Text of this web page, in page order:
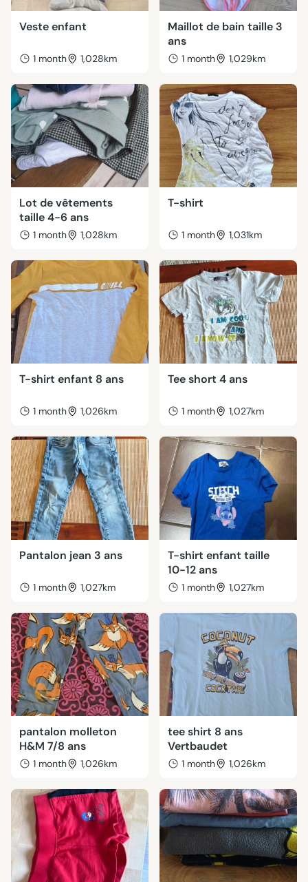
Veste enfant
1 month 1,028km
Maillot de bain taille 3
ans
1 month 1,029km
Lot de vêtements
taille 4-6 ans
1 month 1,028km
T-shirt
1 month 1,031km
T-shirt enfant 8 ans
1 month 1,026km
Tee short 4 ans
1 month 1,027km
Pantalon jean 3 ans
1 month 1,027km
T-shirt enfant taille
10-12 ans
1 month 1,027km
pantalon molleton
H&M 7/8 ans
1 month 1,026km
tee shirt 8 ans
Vertbaudet
1 month 1,026km